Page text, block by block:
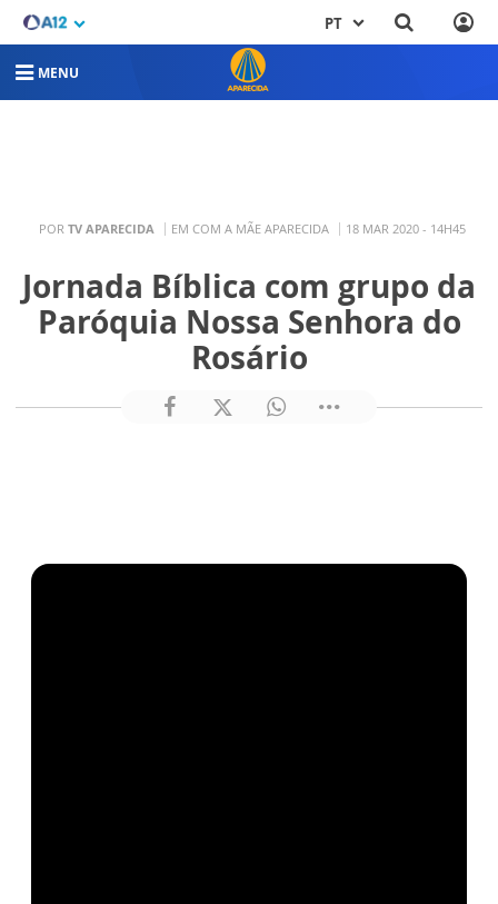
PT
MENU
POR TV APARECIDA EM COM A MÃE APARECIDA 18 MAR 2020 - 14H45
Jornada Bíblica com grupo da
Paróquia Nossa Senhora do
Rosário